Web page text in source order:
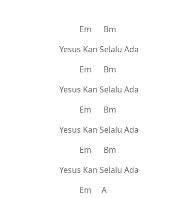
Em Bm
Yesus Kan Selalu Ada
Em Bm
Yesus Kan Selalu Ada
Em Bm
Yesus Kan Selalu Ada
Em Bm
Yesus Kan Selalu Ada
Em A